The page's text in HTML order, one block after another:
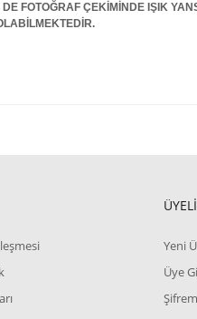
FOTOĞRAF ÇEKİMİNDE IŞIK
Yeni
Üye